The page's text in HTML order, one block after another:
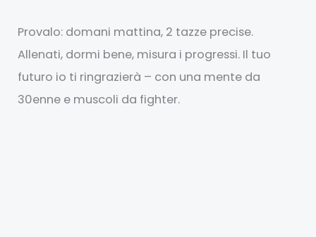
Provalo: domani mattina, 2 tazze precise.
Allenati, dormi bene, misura i progressi. Il tuo
futuro io ti ringrazierà – con una mente da
30enne e muscoli da fighter.